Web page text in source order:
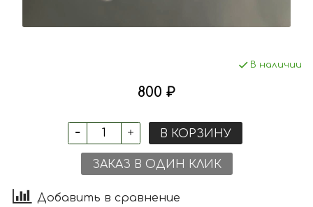
В наличии
800 ₽
В КОРЗИНУ
ЗАКАЗ В ОДИН КЛИК
Добавить в сравнение